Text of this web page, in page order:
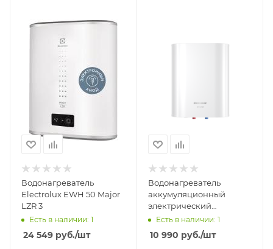
Водонагреватель
Electrolux EWH 50 Major
LZR 3
Есть в наличии: 1
24 549 руб./шт
Водонагреватель
аккумуляционный
электрический
THERMEX EDISSON
Есть в наличии: 1
10 990 руб./шт